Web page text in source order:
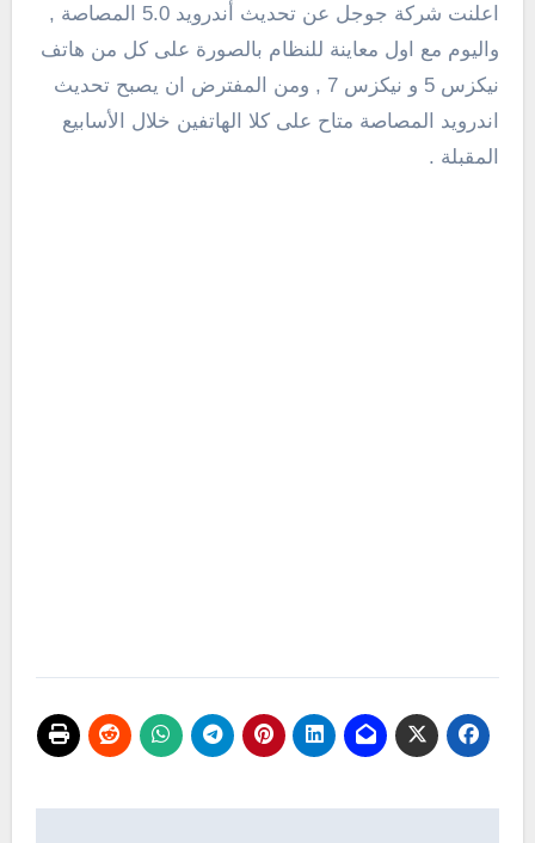
اعلنت شركة جوجل عن تحديث أندرويد 5.0 المصاصة ,
واليوم مع اول معاينة للنظام بالصورة على كل من هاتف
نيكزس 5 و نيكزس 7 , ومن المفترض ان يصبح تحديث
اندرويد المصاصة متاح على كلا الهاتفين خلال
الأسابيع
المقبلة .